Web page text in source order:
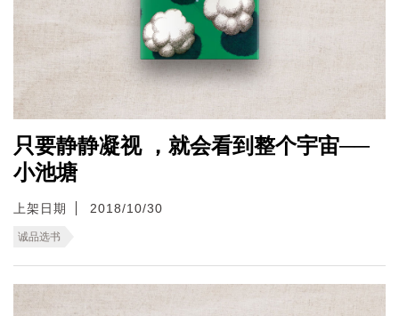
只要静静凝视 ，就会看到整个宇宙──
小池塘
上架日期 2018/10/30
诚品选书